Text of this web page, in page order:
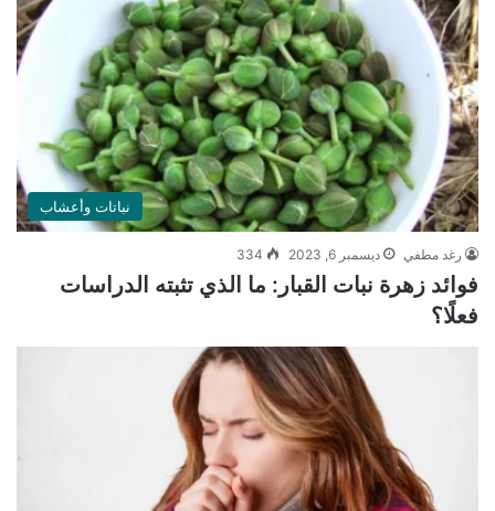
نباتات وأعشاب
رغد مطفي ديسمبر 6, 2023 334
فوائد زهرة نبات القبار: ما الذي تثبته الدراسات
فعلًا؟